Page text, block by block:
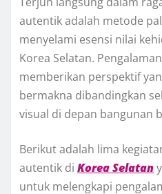
autentik adalah metode
menyelami esensi nilai
Korea Selatan.
memberikan perspektif
bermakna dibandingkan
visual di depan bangunan
Berikut adalah lima
autentik di Korea Selatan
untuk melengkapi